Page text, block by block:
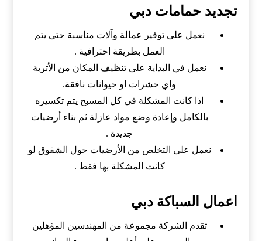
تجديد حمامات دبي
نعمل على توفير عمالة وآلات مناسبة حتى يتم
العمل بطريقة احترافية .
نعمل في البداية على تنظيف المكان من الأتربة
واي حشرات او حيوانات نافقة.
اذا كانت المشكلة في كل المسبح يتم تكسيره
بالكامل وإعادة وضع مواد عازلة ثم بناء أرضيات
جديدة .
نعمل على التخلص من الأرضيات حول الشقوق لو
كانت المشكلة بها فقط .
اعمال السباكة دبي
تقدم الشركة مجموعة من المهندسين المؤهلين